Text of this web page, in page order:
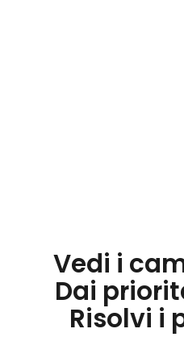
Vedi i
Dai
Risolvi i